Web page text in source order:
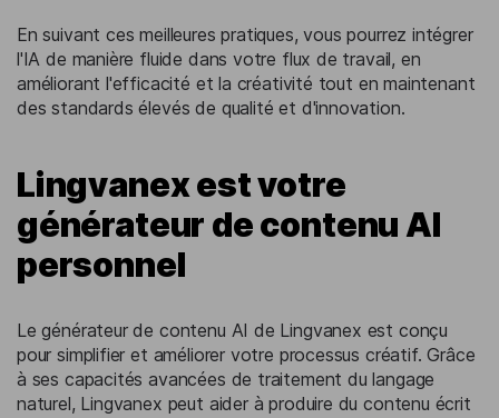
En suivant ces meilleures pratiques, vous pourrez intégrer
l'IA de manière fluide dans votre flux de travail, en
améliorant l'efficacité et la créativité tout en maintenant
des standards élevés de qualité et d'innovation.
Lingvanex est votre
générateur de contenu AI
personnel
Le générateur de contenu AI de Lingvanex est conçu
pour simplifier et améliorer votre processus créatif. Grâce
à ses capacités avancées de traitement du langage
naturel, Lingvanex peut aider à produire du contenu écrit